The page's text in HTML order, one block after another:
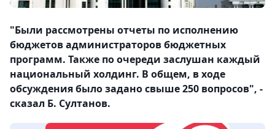
"Были рассмотрены отчеты по исполнению
бюджетов администраторов бюджетных
программ. Также по очереди заслушан каждый
национальный холдинг. В общем, в ходе
обсуждения было задано свыше 250 вопросов", -
сказал Б. Султанов.